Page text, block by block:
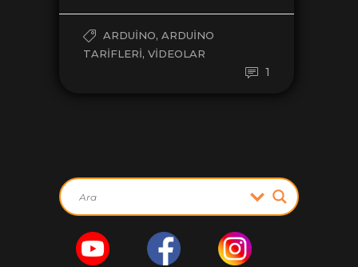
ARDUINO, ARDUINO
TARIFLERI, VIDEOLAR
1